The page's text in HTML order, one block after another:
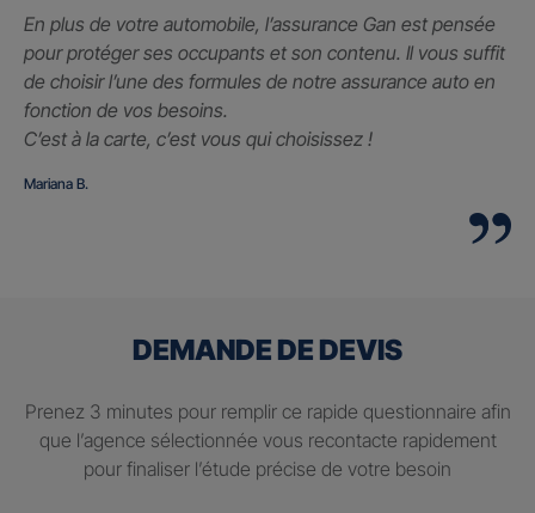
En plus de votre automobile, l’assurance Gan est pensée
pour protéger ses occupants et son contenu. Il vous suffit
de choisir l’une des formules de notre assurance auto en
fonction de vos besoins.
C’est à la carte, c’est vous qui choisissez !
Mariana B.
DEMANDE DE DEVIS
Prenez 3 minutes pour remplir ce rapide questionnaire afin
que l’agence sélectionnée vous recontacte rapidement
pour finaliser l’étude précise de votre besoin